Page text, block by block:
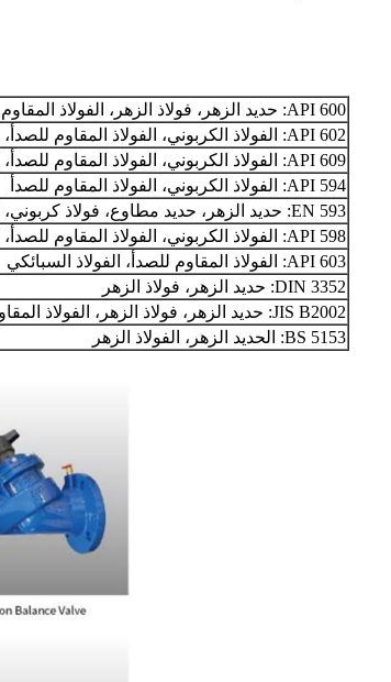
API 600: حديد الزهر، فولاذ الزهر، الفولاذ المقاوم للصدأ
API 602: الفولاذ الكربوني، الفولاذ المقاوم للصدأ، الفولاذ السبائكي
API 609: الفولاذ الكربوني، الفولاذ المقاوم للصدأ، الفولاذ السبائكي
API 594: الفولاذ الكربوني، الفولاذ المقاوم للصدأ
EN 593: حديد الزهر، حديد مطاوع، فولاذ كربوني، فولاذ مقاوم للصدأ
API 598: الفولاذ الكربوني، الفولاذ المقاوم للصدأ، الفولاذ السبائكي
API 603: الفولاذ المقاوم للصدأ، الفولاذ السبائكي
DIN 3352: حديد الزهر، فولاذ الزهر
JIS B2002: حديد الزهر، فولاذ الزهر، الفولاذ المقاوم للصدأ
BS 5153: الحديد الزهر، الفولاذ الزهر